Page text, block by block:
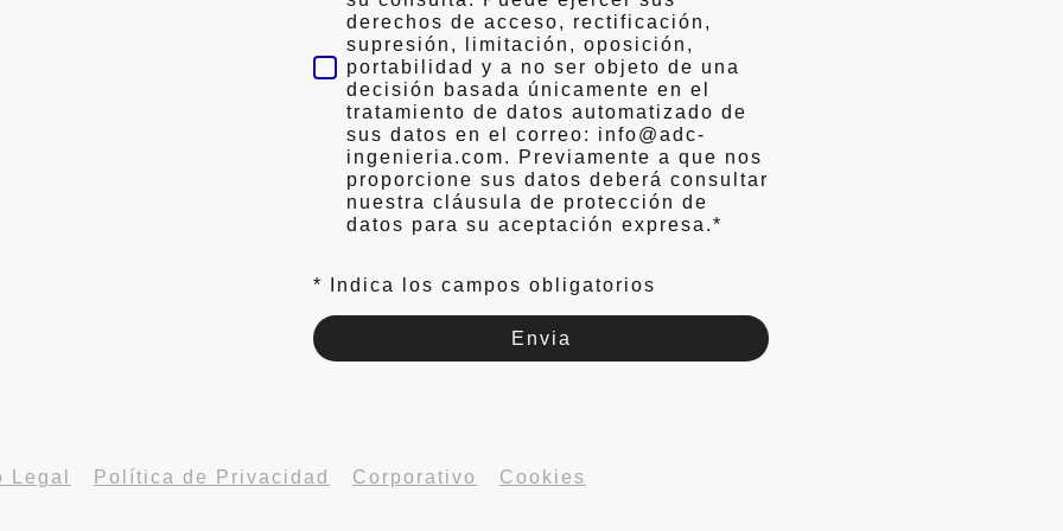
derechos de acceso, rectificación,
supresión, limitación, oposición,
portabilidad y a no ser objeto de una
decisión basada únicamente en el
tratamiento de datos automatizado de
sus datos en el correo: info@adc-
ingenieria.com. Previamente a que nos
proporcione sus datos deberá consultar
nuestra cláusula de protección de
datos para su aceptación expresa.*
* Indica los campos obligatorios
Envia
Legal Política de Privacidad Corporativo Cookies